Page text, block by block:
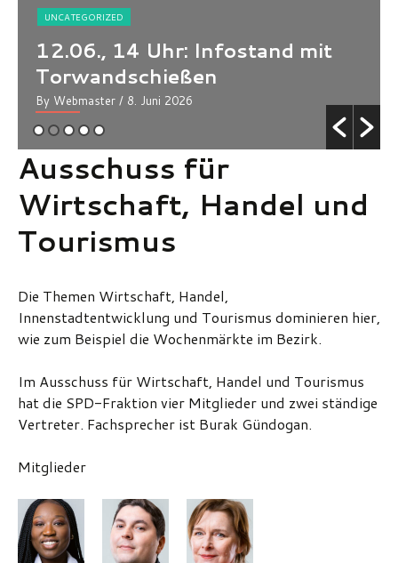
UNCATEGORIZED
12.06., 14 Uhr: Infostand mit
Torwandschießen
By Webmaster / 8. Juni 2026
Ausschuss für
Wirtschaft, Handel und
Tourismus
Die Themen Wirtschaft, Handel,
Innenstadtentwicklung und Tourismus dominieren hier,
wie zum Beispiel die Wochenmärkte im Bezirk.
Im Ausschuss für Wirtschaft, Handel und Tourismus
hat die SPD-Fraktion vier Mitglieder und zwei ständige
Vertreter. Fachsprecher ist Burak Gündogan.
Mitglieder